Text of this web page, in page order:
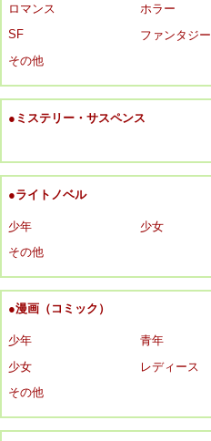
ロマンス
ホラー
SF
ファンタジー
その他
●ミステリー・サスペンス
●ライトノベル
少年
少女
その他
●漫画（コミック）
少年
青年
少女
レディース
その他